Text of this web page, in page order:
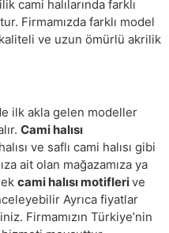
cami halılarında farklı
Firmamızda farklı model
ve uzun ömürlü akrilik
ilk akla gelen modeller
Cami halısı
ve saflı cami halısı gibi
ait olan mağazamıza ya
cami halısı motiflerive
Ayrıca fiyatlar
Firmamızın Türkiye’nin